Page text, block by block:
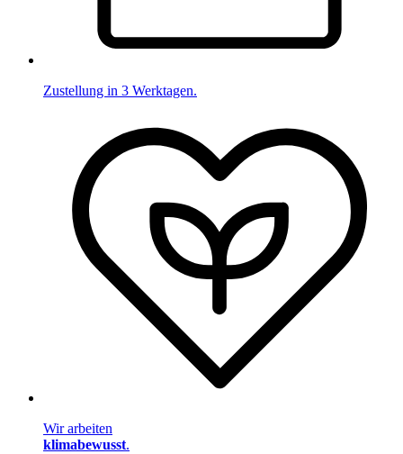
Zustellung in 3 Werktagen.
Wir arbeiten
klimabewusst.